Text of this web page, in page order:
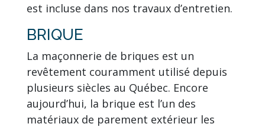
est incluse dans nos travaux d’entretien.
BRIQUE
La maçonnerie de briques est un
revêtement couramment utilisé depuis
plusieurs siècles au Québec. Encore
aujourd’hui, la brique est l’un des
matériaux de parement extérieur les